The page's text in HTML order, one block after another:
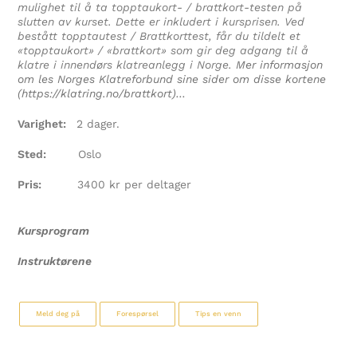
mulighet til å ta topptaukort- / brattkort-testen på
slutten av kurset. Dette er inkludert i kursprisen. Ved
bestått topptautest / Brattkorttest, får du tildelt et
«topptaukort» / «brattkort» som gir deg adgang til å
klatre i innendørs klatreanlegg i Norge. Mer informasjon
om les Norges Klatreforbund sine sider om disse kortene
(https://klatring.no/brattkort)…
Varighet: 2 dager.
Sted: Oslo
Pris: 3400 kr per deltager
Kursprogram
Instruktørene
Meld deg på Forespørsel Tips en venn